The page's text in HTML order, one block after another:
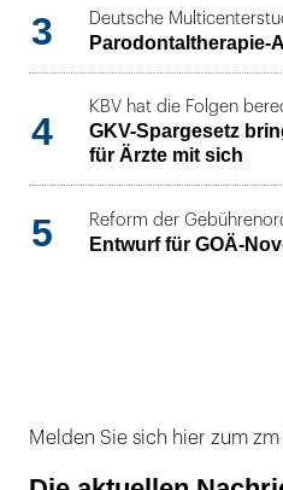
3 Deutsche
Parodontaltherapie-
4
KBV hat die Folgen
GKV-Spargesetz
für Ärzte mit sich
5 Reform der
Entwurf für GOÄ-
Melden Sie sich hier zum